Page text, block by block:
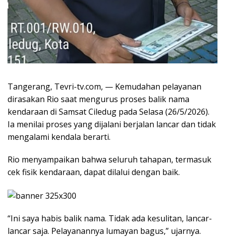
Tangerang, Tevri-tv.com, — Kemudahan pelayanan
dirasakan Rio saat mengurus proses balik nama
kendaraan di Samsat Ciledug pada Selasa (26/5/2026).
Ia menilai proses yang dijalani berjalan lancar dan tidak
mengalami kendala berarti.
Rio menyampaikan bahwa seluruh tahapan, termasuk
cek fisik kendaraan, dapat dilalui dengan baik.
“Ini saya habis balik nama. Tidak ada kesulitan, lancar-
lancar saja. Pelayanannya lumayan bagus,” ujarnya.